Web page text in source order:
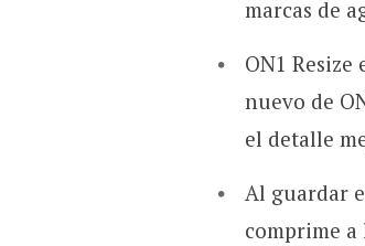
marcas de
ON1 Resize
nuevo de
el detalle
Al guardar
comprime